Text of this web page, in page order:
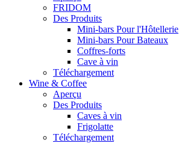
FRIDOM
Des Produits
Mini-bars Pour l'Hôtellerie
Mini-bars Pour Bateaux
Coffres-forts
Cave à vin
Téléchargement
Wine & Coffee
Aperçu
Des Produits
Caves à vin
Frigolatte
Téléchargement